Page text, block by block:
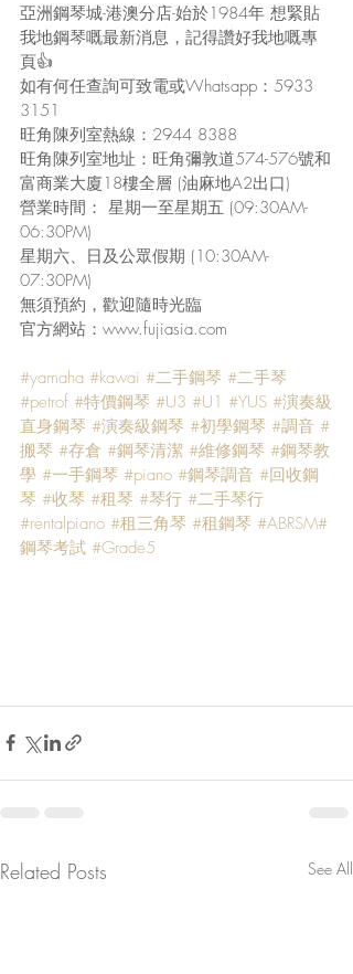
亞洲鋼琴城-港澳分店-始於1984年 想緊貼
我地鋼琴嘅最新消息，記得讚好我地嘅專
頁👍
如有何任查詢可致電或Whatsapp：5933
3151
旺角陳列室熱線：2944 8388
旺角陳列室地址：旺角彌敦道574-576號和
富商業大廈18樓全層 (油麻地A2出口)
營業時間： 星期一至星期五 (09:30AM-
06:30PM)
星期六、日及公眾假期 (10:30AM-
07:30PM)
無須預約，歡迎隨時光臨
官方網站：www.fujiasia.com
#yamaha #kawai #二手鋼琴 #二手琴
#petrof #特價鋼琴 #U3 #U1 #YUS #演奏級
直身鋼琴 #演奏級鋼琴 #初學鋼琴 #調音 #
搬琴 #存倉 #鋼琴清潔 #維修鋼琴 #鋼琴教
學 #一手鋼琴 #piano #鋼琴調音 #回收鋼
琴 #收琴 #租琴 #琴行 #二手琴行
#rentalpiano #租三角琴 #租鋼琴 #ABRSM#
鋼琴考試 #Grade5
Related Posts See All